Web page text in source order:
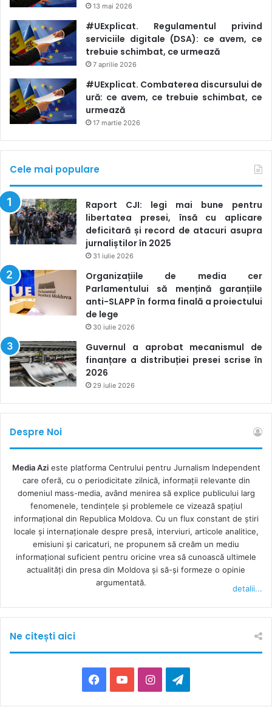
13 mai 2026
#UExplicat. Regulamentul privind
serviciile digitale (DSA): ce avem, ce
trebuie schimbat, ce urmează
7 aprilie 2026
#UExplicat. Combaterea discursului de
ură: ce avem, ce trebuie schimbat, ce
urmează
17 martie 2026
Cele mai populare
Raport CJI: legi mai bune pentru
libertatea presei, însă cu aplicare
deficitară și record de atacuri asupra
jurnaliștilor în 2025
31 iulie 2026
Organizațiile de media cer
Parlamentului să mențină garanțiile
anti-SLAPP în forma finală a proiectului
de lege
30 iulie 2026
Guvernul a aprobat mecanismul de
finanțare a distribuției presei scrise în
2026
29 iulie 2026
Despre Noi
Media Azieste platforma Centrului pentru Jurnalism Independent
care oferă, cu o periodicitate zilnică, informații relevante din
domeniul mass-media, având menirea să explice publicului larg
fenomenele, tendințele și problemele ce vizează spațiul
informațional din Republica Moldova. Cu un flux constant de ştiri
locale şi internaţionale despre presă, interviuri, articole analitice,
emisiuni și caricaturi, ne propunem să creăm un mediu
informaţional suficient pentru oricine vrea să cunoască ultimele
actualităţi din presa din Moldova şi să-şi formeze o opinie
argumentată.
detalii...
Ne citești aici
a
o
I
n
e